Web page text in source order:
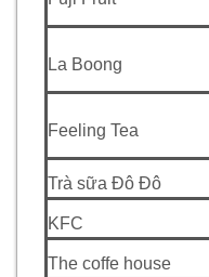
La Boong
Feeling Tea
Trà sữa Đô Đô
KFC
The coffe house